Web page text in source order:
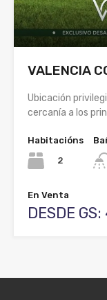
VALENCIA
Ubicación
cercanía a los
Habitacións
2
En Venta
DESDE